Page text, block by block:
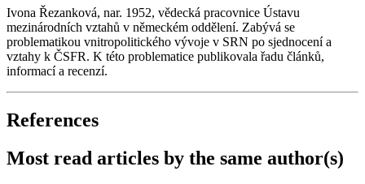
Ivona Řezanková, nar. 1952, vědecká pracovnice Ústavu
mezinárodních vztahů v německém oddělení. Zabývá se
problematikou vnitropolitického vývoje v SRN po sjednocení a
vztahy k ČSFR. K této problematice publikovala řadu článků,
informací a recenzí.
References
Most read articles by the same author(s)